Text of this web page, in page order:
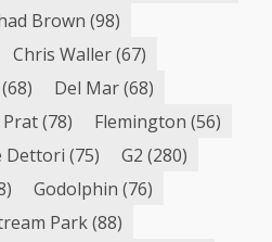
Brown (98)
Chris Waller(67)
(68) Del Mar(68)
Prat(78) Flemington (56)
Dettori (75) G2 (280)
Godolphin (76)
Park(88)